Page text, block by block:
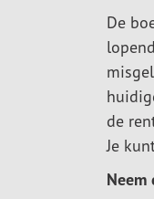
De
de
Je